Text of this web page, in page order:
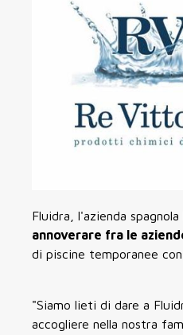
Fluidra, l'azienda
annoverare fra le
di piscine temporanee
"Siamo lieti di dare a
accogliere nella nostra